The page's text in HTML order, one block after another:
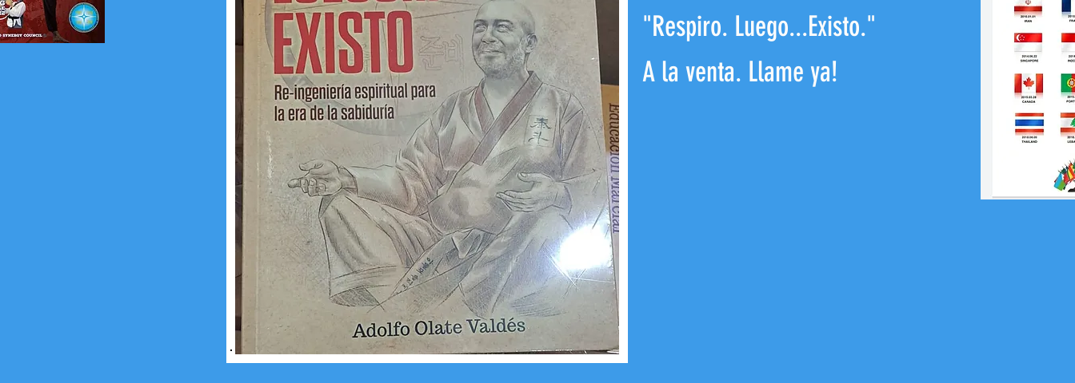
"Respiro. Luego...Existo."
A la venta. Llame ya!